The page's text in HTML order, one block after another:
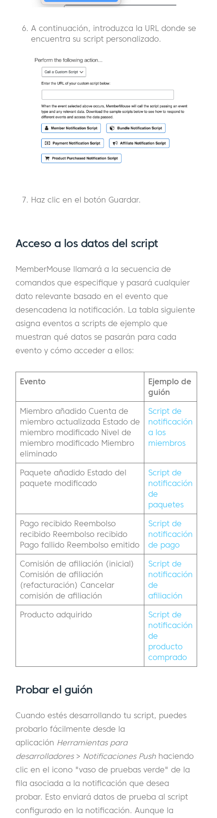
A continuación, introduzca la URL donde se
encuentra su script personalizado.
Haz clic en el botón Guardar.
Acceso a los datos del script
MemberMouse llamará a la secuencia de
comandos que especifique y pasará cualquier
dato relevante basado en el evento que
desencadena la notificación. La tabla siguiente
asigna eventos a scripts de ejemplo que
muestran qué datos se pasarán para cada
evento y cómo acceder a ellos:
Evento
Ejemplo de
guión
Miembro añadido Cuenta de
miembro actualizada Estado de
miembro modificado Nivel de
miembro modificado Miembro
eliminado
Script de
notificación
a los
miembros
Paquete añadido Estado del
paquete modificado
Script de
notificación
de
paquetes
Pago recibido Reembolso
recibido Reembolso recibido
Pago fallido Reembolso emitido
Script de
notificación
de pago
Comisión de afiliación (inicial)
Comisión de afiliación
(refacturación) Cancelar
comisión de afiliación
Script de
notificación
de
afiliación
Producto adquirido
Script de
notificación
de
producto
comprado
Probar el guión
Cuando estés desarrollando tu script, puedes
probarlo fácilmente desde la
aplicación Herramientas para
desarrolladores> Notificaciones Push haciendo
clic en el icono "vaso de pruebas verde" de la
fila asociada a la notificación que desea
probar. Esto enviará datos de prueba al script
configurado en la notificación. Aunque la